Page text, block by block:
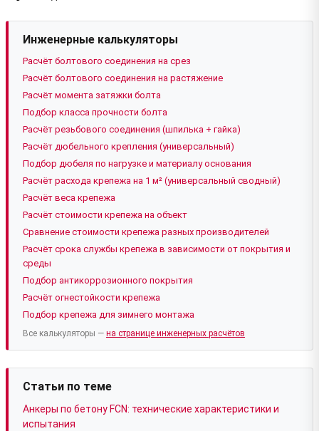
Инженерные калькуляторы
Расчёт болтового соединения на срез
Расчёт болтового соединения на растяжение
Расчёт момента затяжки болта
Подбор класса прочности болта
Расчёт резьбового соединения (шпилька + гайка)
Расчёт дюбельного крепления (универсальный)
Подбор дюбеля по нагрузке и материалу основания
Расчёт расхода крепежа на 1 м² (универсальный сводный)
Расчёт веса крепежа
Расчёт стоимости крепежа на объект
Сравнение стоимости крепежа разных производителей
Расчёт срока службы крепежа в зависимости от покрытия и
среды
Подбор антикоррозионного покрытия
Расчёт огнестойкости крепежа
Подбор крепежа для зимнего монтажа
Все калькуляторы — на странице инженерных расчётов
Статьи по теме
Анкеры по бетону FCN: технические характеристики и
испытания